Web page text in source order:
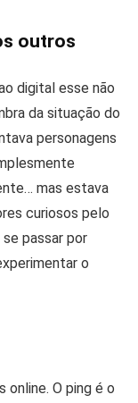
outros
digital esse não
da situação do
personagens
mas estava
curiosos pelo
passar por
o
online. O ping é o